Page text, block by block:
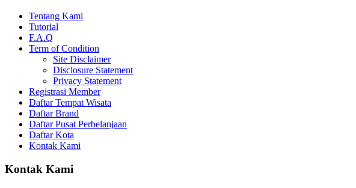
Tentang Kami
Tutorial
F.A.Q
Term of Condition
Site Disclaimer
Disclosure Statement
Privacy Statement
Registrasi Member
Daftar Tempat Wisata
Daftar Brand
Daftar Pusat Perbelanjaan
Daftar Kota
Kontak Kami
Kontak Kami